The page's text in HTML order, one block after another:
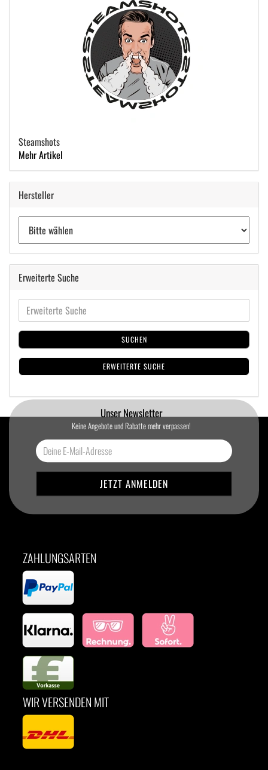
Steamshots
Mehr Artikel
Hersteller
Erweiterte Suche
SUCHEN
ERWEITERTE SUCHE
Unser Newsletter
Keine Angebote und Rabatte mehr verpassen!
ZAHLUNGSARTEN
WIR VERSENDEN MIT